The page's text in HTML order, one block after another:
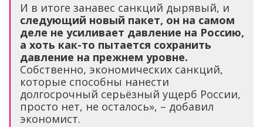
И в итоге занавес санкций дырявый, и
следующий новый пакет, он на самом
деле не усиливает давление на Россию,
а хоть как-то пытается сохранить
давление на прежнем уровне.
Собственно, экономических санкций,
которые способны нанести
долгосрочный серьёзный ущерб России,
просто нет, не осталось», – добавил
экономист.